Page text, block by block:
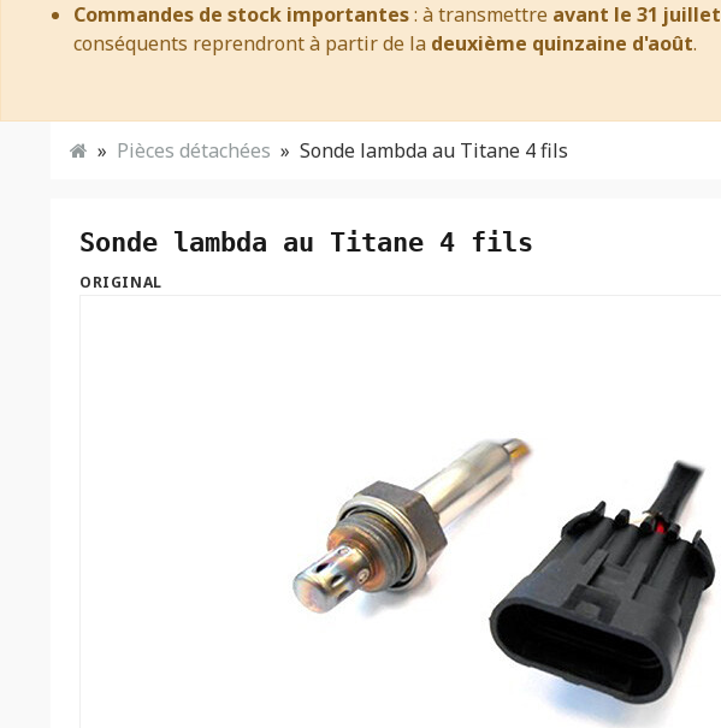
Commandes de stock importantes: à transmettre avant le 31 juillet
conséquents reprendront à partir de la deuxième quinzaine d'août.
Pièces détachées Sonde lambda au Titane 4 fils
Sonde lambda au Titane 4 fils
ORIGINAL